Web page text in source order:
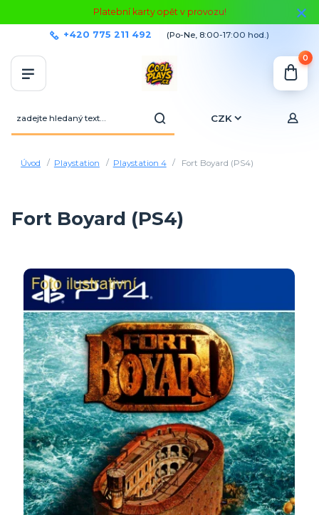
Platební karty opět v provozu!
CZK
+420 775 211 492 (Po-Ne, 8:00-17:00 hod.)
0
Úvod Playstation Playstation 4 Fort Boyard (PS4)
Fort Boyard (PS4)